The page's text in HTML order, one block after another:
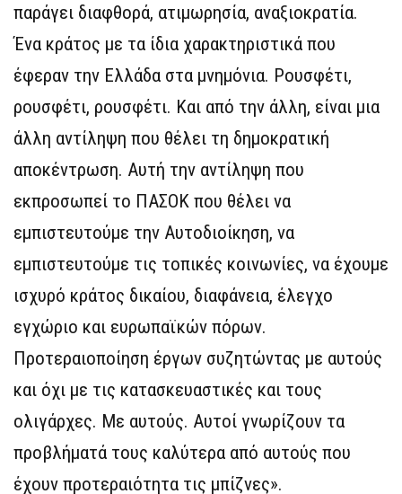
παράγει διαφθορά, ατιμωρησία, αναξιοκρατία.
Ένα κράτος με τα ίδια χαρακτηριστικά που
έφεραν την Ελλάδα στα μνημόνια. Ρουσφέτι,
ρουσφέτι, ρουσφέτι. Και από την άλλη, είναι μια
άλλη αντίληψη που θέλει τη δημοκρατική
αποκέντρωση. Αυτή την αντίληψη που
εκπροσωπεί το ΠΑΣΟΚ που θέλει να
εμπιστευτούμε την Αυτοδιοίκηση, να
εμπιστευτούμε τις τοπικές κοινωνίες, να έχουμε
ισχυρό κράτος δικαίου, διαφάνεια, έλεγχο
εγχώριο και ευρωπαϊκών πόρων.
Προτεραιοποίηση έργων συζητώντας με αυτούς
και όχι με τις κατασκευαστικές και τους
ολιγάρχες. Με αυτούς. Αυτοί γνωρίζουν τα
προβλήματά τους καλύτερα από αυτούς που
έχουν προτεραιότητα τις μπίζνες».